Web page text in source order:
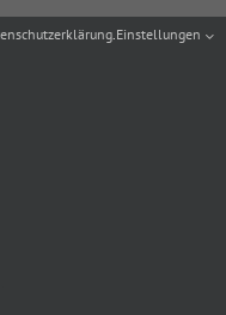
.Einstellungen